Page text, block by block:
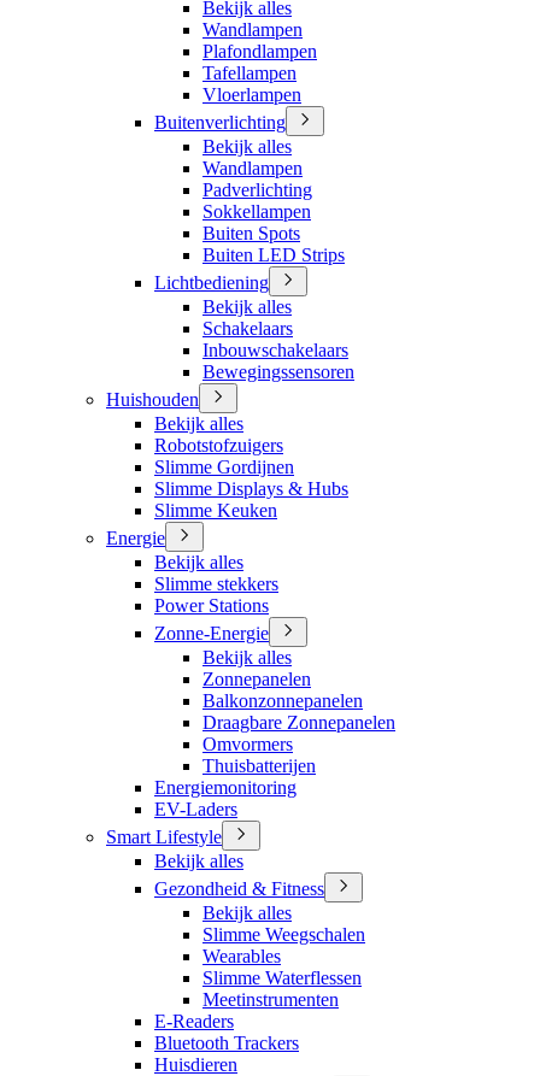
Bekijk alles
Wandlampen
Plafondlampen
Tafellampen
Vloerlampen
Buitenverlichting
Bekijk alles
Wandlampen
Padverlichting
Sokkellampen
Buiten Spots
Buiten LED Strips
Lichtbediening
Bekijk alles
Schakelaars
Inbouwschakelaars
Bewegingssensoren
Huishouden
Bekijk alles
Robotstofzuigers
Slimme Gordijnen
Slimme Displays & Hubs
Slimme Keuken
Energie
Bekijk alles
Slimme stekkers
Power Stations
Zonne-Energie
Bekijk alles
Zonnepanelen
Balkonzonnepanelen
Draagbare Zonnepanelen
Omvormers
Thuisbatterijen
Energiemonitoring
EV-Laders
Smart Lifestyle
Bekijk alles
Gezondheid & Fitness
Bekijk alles
Slimme Weegschalen
Wearables
Slimme Waterflessen
Meetinstrumenten
E-Readers
Bluetooth Trackers
Huisdieren